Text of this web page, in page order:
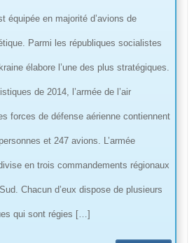
équipée en majorité d’avions de
Parmi les républiques socialistes
élabore l’une des plus stratégiques.
de 2014, l’armée de l’air
forces de défense aérienne contiennent
et 247 avions. L’armée
en trois commandements régionaux
Chacun d’eux dispose de plusieurs
qui sont régies […]